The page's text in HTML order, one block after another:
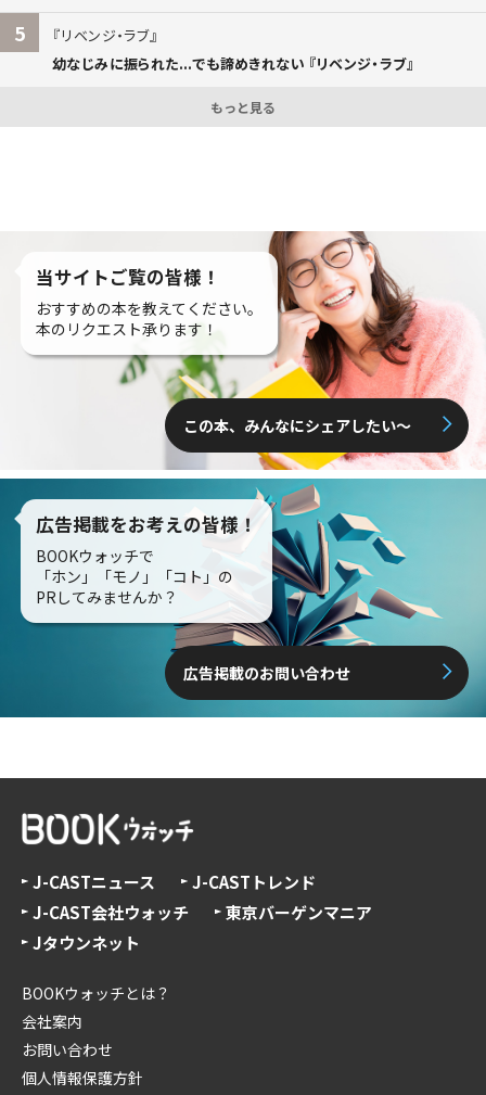
5
リベンジ・ラブ
幼なじみに振られた...でも諦めきれない 『リベンジ・ラブ』
もっと見る
当サイトご覧の皆様！
おすすめの本を教えてください。
本のリクエスト承ります！
この本、みんなにシェアしたい〜
広告掲載をお考えの皆様！
BOOKウォッチで
「ホン」「モノ」「コト」の
PRしてみませんか？
広告掲載のお問い合わせ
J-CASTニュース
J-CASTトレンド
J-CAST会社ウォッチ
東京バーゲンマニア
Jタウンネット
BOOKウォッチとは？
会社案内
お問い合わせ
個人情報保護方針